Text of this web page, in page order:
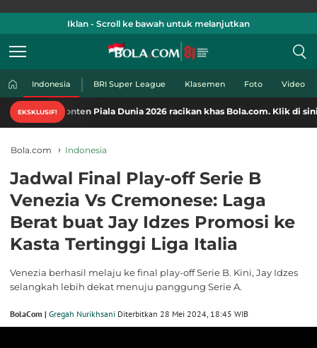
Iklan - Scroll ke bawah untuk melanjutkan
Indonesia BRI Super League Klasemen Foto Video
EKSKLUSIF!
Piala Dunia 2026 racikan khas Bola.com. Klik di sini!
Bola.com Indonesia
Jadwal Final Play-off Serie B
Venezia Vs Cremonese: Laga
Berat buat Jay Idzes Promosi ke
Kasta Tertinggi Liga Italia
Venezia berhasil melaju ke final play-off Serie B. Kini, Jay Idzes
selangkah lebih dekat menuju panggung Serie A.
BolaCom | Gregah Nurikhsani Diterbitkan 28 Mei 2024, 18:45 WIB